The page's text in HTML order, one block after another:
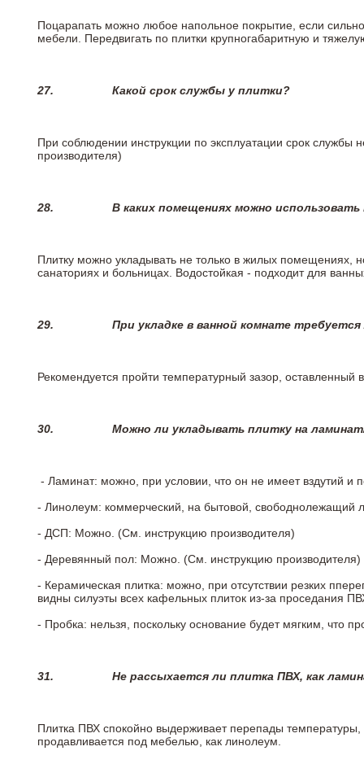
Поцарапать можно любое напольное покрытие, если
мебели. Передвигать по плитки крупногабаритную и
27. Какой срок службы у плитки?
При соблюдении инструкции по эксплуатации срок
производителя)
28. В каких помещениях можно
Плитку можно укладывать не только в жилых помещениях,
санаториях и больницах. Водостойкая - подходит для
29. При укладке в ванной комнате
Рекомендуется пройти температурный зазор,
30. Можно ли укладывать плитку на
- Ламинат: можно, при условии, что он не имеет вздутий
- Линолеум: коммерческий, на бытовой, свободнолежащий
- ДСП: Можно. (См. инструкцию производителя)
- Деревянный пол: Можно. (См. инструкцию производителя)
- Керамическая плитка: можно, при отсутствии резких
видны силуэты всех кафельных плиток из-за проседания
- Пробка: нельзя, поскольку основание будет мягким, что
31. Не рассыхается ли плитка ПВХ, как
Плитка ПВХ спокойно выдерживает перепады температуры,
продавливается под мебелью, как линолеум.